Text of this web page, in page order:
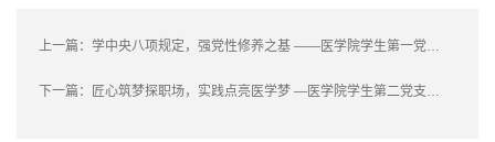
上一篇：
下一篇：